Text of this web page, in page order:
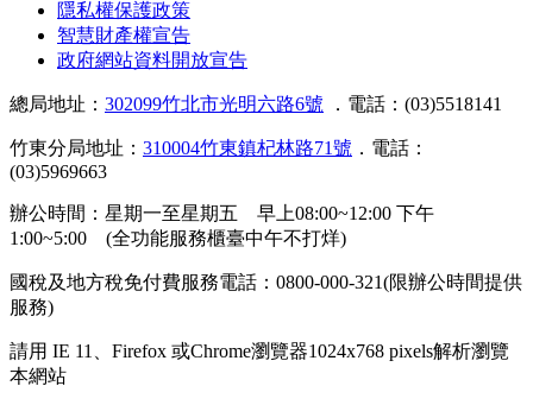
隱私權保護政策
智慧財產權宣告
政府網站資料開放宣告
總局地址： 302099竹北市光明六路6號 ．電話：(03)5518141
竹東分局地址： 310004竹東鎮杞林路71號 ．電話：
(03)5969663
辦公時間：星期一至星期五 早上08:00~12:00 下午
1:00~5:00 (全功能服務櫃臺中午不打烊)
國稅及地方稅免付費服務電話：0800-000-321(限辦公時間提供
服務)
請用 IE 11、Firefox 或Chrome瀏覽器1024x768 pixels解析瀏覽
本網站